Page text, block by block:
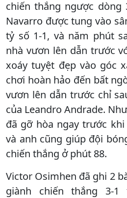
chiến thắng ngược dòng
Navarro được tung vào
tỷ số 1-1, và năm phút
nhà vươn lên dẫn trước
xoáy tuyệt đẹp vào góc
chơi hoàn hảo đến bất
vươn lên dẫn trước chỉ
của Leandro Andrade.
đã gỡ hòa ngay trước
và anh cũng giúp đội
chiến thắng ở phút 88.
Victor Osimhen đã ghi 2
giành chiến thắng 3-1